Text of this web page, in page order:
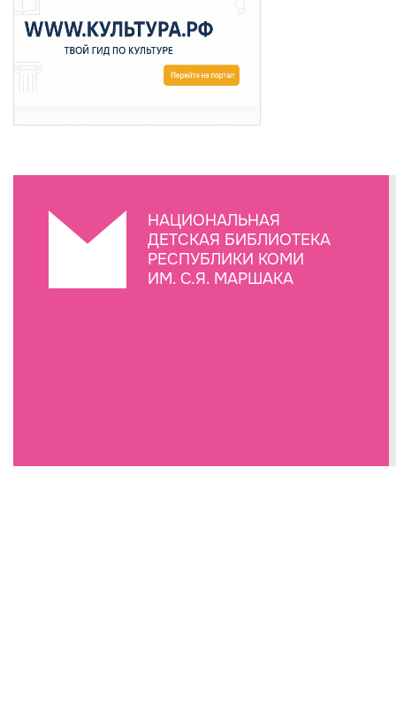
НАЦИОНАЛЬНАЯ
ДЕТСКАЯ БИБЛИОТЕКА
РЕСПУБЛИКИ КОМИ
ИМ. С.Я. МАРШАКА